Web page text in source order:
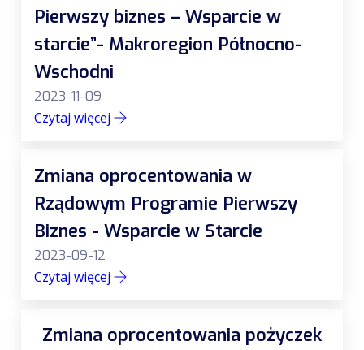
Pierwszy biznes – Wsparcie w
starcie”- Makroregion Północno-
Wschodni
2023-11-09
Czytaj więcej
Zmiana oprocentowania w
Rządowym Programie Pierwszy
Biznes - Wsparcie w Starcie
2023-09-12
Czytaj więcej
Zmiana oprocentowania pożyczek